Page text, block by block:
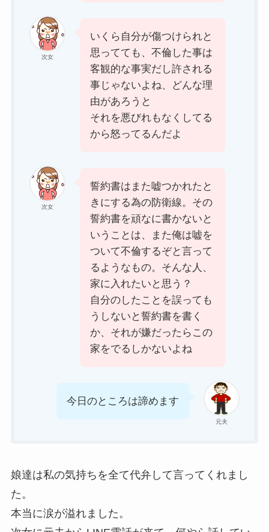
次女
いくら自分が傷つけられと
思ってても、不倫した事は
客観的な事実だし許される
事じゃないよね、どんな理
由があろうと
それを悪びれもなくしてる
から怒ってるんだよ
次女
誓約書はまた嘘つかれたと
きにする為の防衛線。その
誓約書を頑なに書かないと
いうことは、また俺は嘘を
ついて不倫するぞと言って
るようなもの。そんな人、
家に入れたいと思う？
自分のしたことを誤っても
うしないと誓約書を書く
か、それが嫌だったらこの
家をでるしかないよね
元夫
今日のところは諦めます
娘達は私の気持ちを全て代弁して言ってくれまし
た。
本当に涙が溢れました。